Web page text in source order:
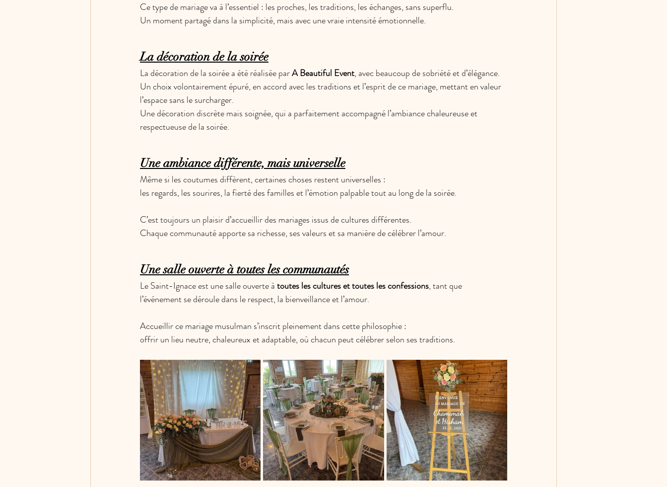
Ce type de mariage va à l’essentiel : les proches, les traditions, les échanges, sans superflu.
Un moment partagé dans la simplicité, mais avec une vraie intensité émotionnelle.
La décoration de la soirée
La décoration de la soirée a été réalisée par A Beautiful Event, avec beaucoup de sobriété et d’élégance.
Un choix volontairement épuré, en accord avec les traditions et l’esprit de ce mariage, mettant en valeur
l’espace sans le surcharger.
Une décoration discrète mais soignée, qui a parfaitement accompagné l’ambiance chaleureuse et
respectueuse de la soirée.
Une ambiance différente, mais universelle
Même si les coutumes diffèrent, certaines choses restent universelles :
les regards, les sourires, la fierté des familles et l’émotion palpable tout au long de la soirée.
C’est toujours un plaisir d’accueillir des mariages issus de cultures différentes.
Chaque communauté apporte sa richesse, ses valeurs et sa manière de célébrer l’amour.
Une salle ouverte à toutes les communautés
Le Saint-Ignace est une salle ouverte à toutes les cultures et toutes les confessions, tant que
l’événement se déroule dans le respect, la bienveillance et l’amour.
Accueillir ce mariage musulman s’inscrit pleinement dans cette philosophie :
offrir un lieu neutre, chaleureux et adaptable, où chacun peut célébrer selon ses traditions.